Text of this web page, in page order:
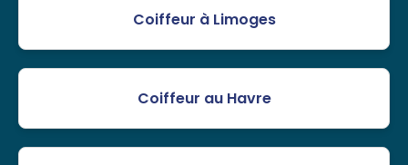
Coiffeur à Limoges
Coiffeur au Havre